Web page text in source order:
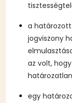
a
jogviszony
az volt,
egy